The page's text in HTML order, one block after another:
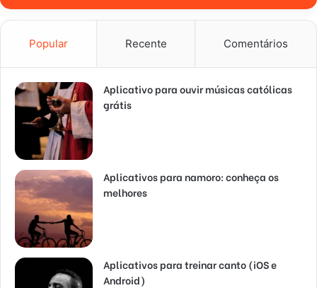
Popular Recente Comentários
Aplicativo para ouvir músicas católicas
grátis
Aplicativos para namoro: conheça os
melhores
Aplicativos para treinar canto (iOS e
Android)